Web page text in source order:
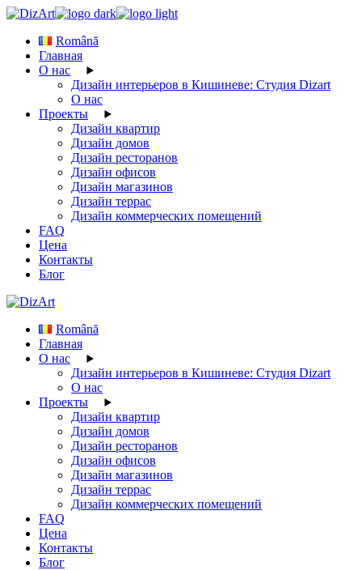
Skip
content
Română
Главная
О нас
Дизайн интерьеров в Кишиневе: Студия Dizart
О нас
Проекты
Дизайн квартир
Дизайн домов
Дизайн ресторанов
Дизайн офисов
Дизайн магазинов
Дизайн террас
Дизайн коммерческих помещений
FAQ
Цена
Контакты
Блог
Română
Главная
О нас
Дизайн интерьеров в Кишиневе: Студия Dizart
О нас
Проекты
Дизайн квартир
Дизайн домов
Дизайн ресторанов
Дизайн офисов
Дизайн магазинов
Дизайн террас
Дизайн коммерческих помещений
FAQ
Цена
Контакты
Блог